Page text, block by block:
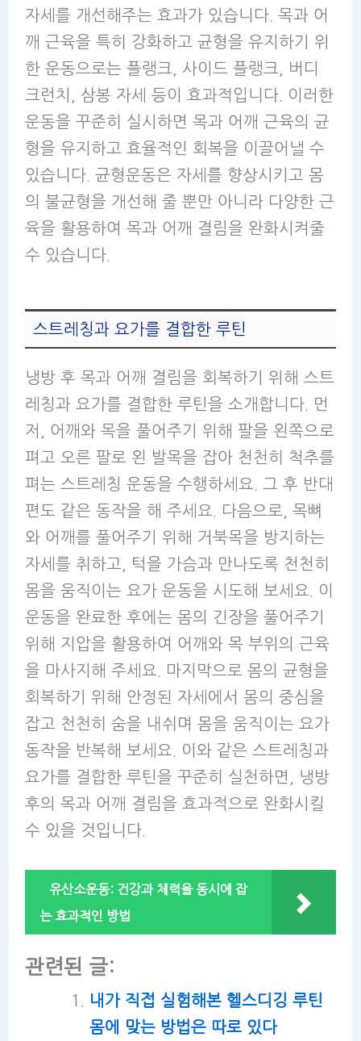
자세를 개선해주는 효과가 있습니다. 목과 어
깨 근육을 특히 강화하고 균형을 유지하기 위
한 운동으로는 플랭크, 사이드 플랭크, 버디
크런치, 삼봉 자세 등이 효과적입니다. 이러한
운동을 꾸준히 실시하면 목과 어깨 근육의 균
형을 유지하고 효율적인 회복을 이끌어낼 수
있습니다. 균형운동은 자세를 향상시키고 몸
의 불균형을 개선해 줄 뿐만 아니라 다양한 근
육을 활용하여 목과 어깨 결림을 완화시켜줄
수 있습니다.
스트레칭과 요가를 결합한 루틴
냉방 후 목과 어깨 결림을 회복하기 위해 스트
레칭과 요가를 결합한 루틴을 소개합니다. 먼
저, 어깨와 목을 풀어주기 위해 팔을 왼쪽으로
펴고 오른 팔로 왼 발목을 잡아 천천히 척추를
펴는 스트레칭 운동을 수행하세요. 그 후 반대
편도 같은 동작을 해 주세요. 다음으로, 목뼈
와 어깨를 풀어주기 위해 거북목을 방지하는
자세를 취하고, 턱을 가슴과 만나도록 천천히
몸을 움직이는 요가 운동을 시도해 보세요. 이
운동을 완료한 후에는 몸의 긴장을 풀어주기
위해 지압을 활용하여 어깨와 목 부위의 근육
을 마사지해 주세요. 마지막으로 몸의 균형을
회복하기 위해 안정된 자세에서 몸의 중심을
잡고 천천히 숨을 내쉬며 몸을 움직이는 요가
동작을 반복해 보세요. 이와 같은 스트레칭과
요가를 결합한 루틴을 꾸준히 실천하면, 냉방
후의 목과 어깨 결림을 효과적으로 완화시킬
수 있을 것입니다.
유산소운동: 건강과 체력을 동시에 잡
는 효과적인 방법
관련된 글:
내가 직접 실험해본 헬스디깅 루틴
몸에 맞는 방법은 따로 있다